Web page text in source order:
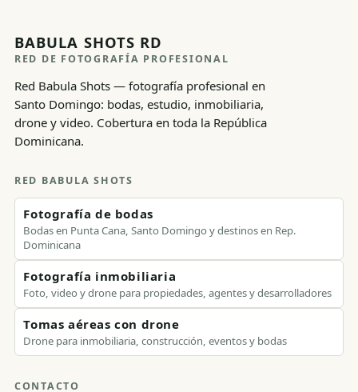
BABULA SHOTS RD
RED DE FOTOGRAFÍA PROFESIONAL
Red Babula Shots — fotografía profesional en
Santo Domingo: bodas, estudio, inmobiliaria,
drone y video. Cobertura en toda la República
Dominicana.
RED BABULA SHOTS
Fotografía de bodas
Bodas en Punta Cana, Santo Domingo y destinos en Rep.
Dominicana
Fotografía inmobiliaria
Foto, video y drone para propiedades, agentes y desarrolladores
Tomas aéreas con drone
Drone para inmobiliaria, construcción, eventos y bodas
CONTACTO